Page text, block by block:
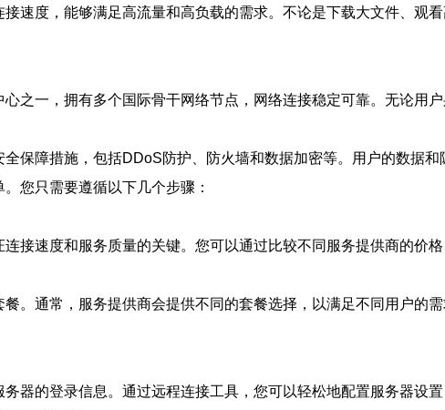
速度，能够满足高流量和高负载的需求。不论是下载大文件、观
之一，拥有多个国际骨干网络节点，网络连接稳定可靠。无论用
保障措施，包括DDoS防护、防火墙和数据加密等。用户的数据
您只需要遵循以下几个步骤：
接速度和服务质量的关键。您可以通过比较不同服务提供商的价
。通常，服务提供商会提供不同的套餐选择，以满足不同用户的
器的登录信息。通过远程连接工具，您可以轻松地配置服务器设